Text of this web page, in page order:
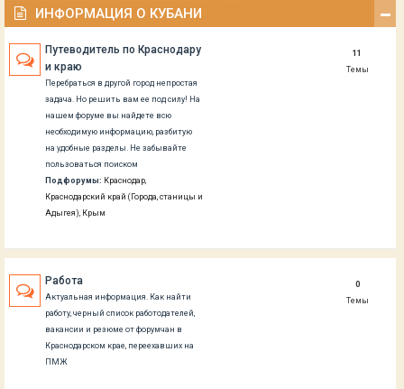
ИНФОРМАЦИЯ О КУБАНИ
Путеводитель по Краснодару
и краю
Перебраться в другой город непростая
задача. Но решить вам ее под силу! На
нашем форуме вы найдете всю
необходимую информацию, разбитую
на удобные разделы. Не забывайте
пользоваться поиском
Подфорумы: Краснодар
Краснодарский край (Города, станицы и
Адыгея) Крым
11
Темы
Работа
Актуальная информация. Как найти
работу, черный список работодателей,
вакансии и резюме от форумчан в
Краснодарском крае, переехавших на
ПМЖ
0
Темы